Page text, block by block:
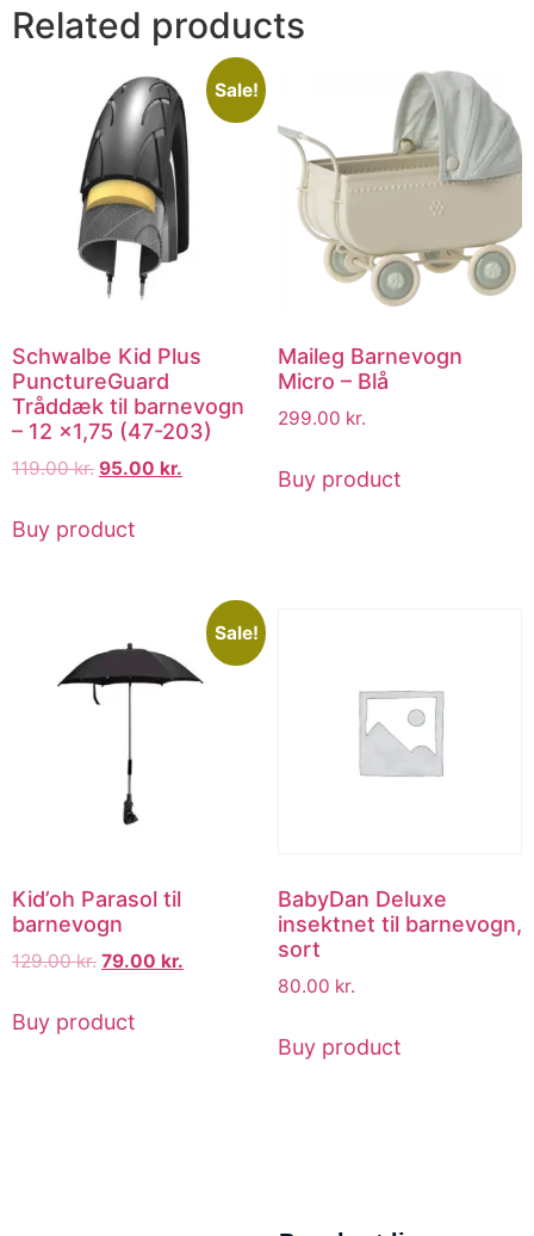
Related products
Sale!
Schwalbe Kid Plus
PunctureGuard
Tråddæk til barnevogn
– 12 x1,75 (47-203)
119.00kr. 95.00 kr.
Buy product
Maileg Barnevogn
Micro – Blå
299.00 kr.
Buy product
Sale!
Kid’oh Parasol til
barnevogn
129.00kr. 79.00 kr.
Buy product
BabyDan Deluxe
insektnet til barnevogn,
sort
80.00 kr.
Buy product